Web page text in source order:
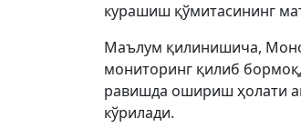
курашиш қўмитасининг
Маълум қилинишича,
мониторинг қилиб
равишда ошириш ҳолати
кўрилади.